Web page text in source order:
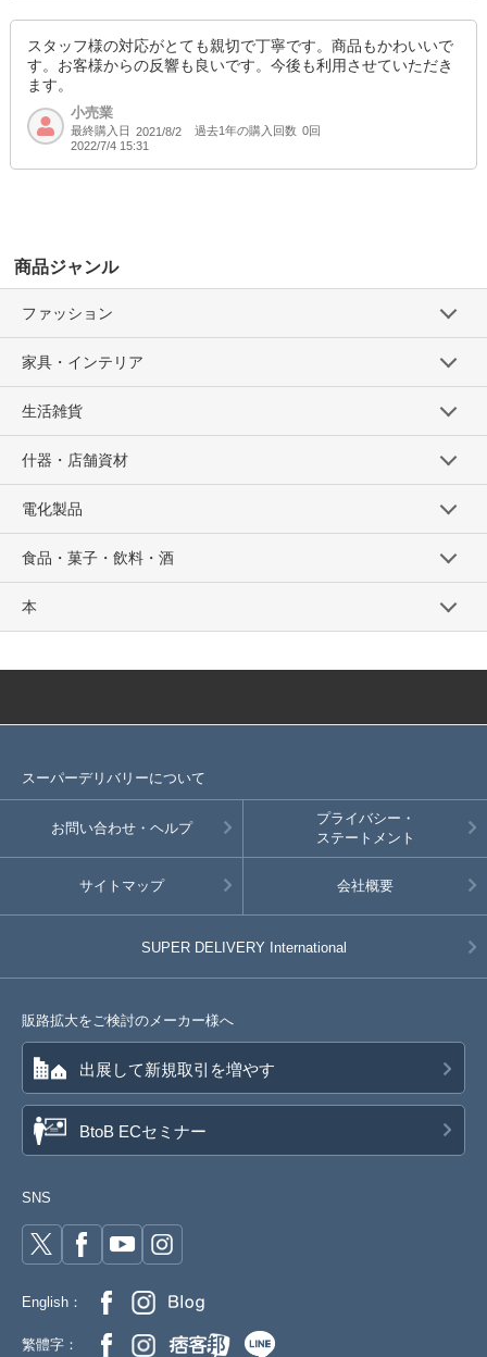
スタッフ様の対応がとても親切で丁寧です。商品もかわいいで
す。お客様からの反響も良いです。今後も利用させていただき
ます。
小売業
最終購入日 2021/8/2 過去1年の購入回数 0回
2022/7/4 15:31
商品ジャンル
ファッション
家具・インテリア
生活雑貨
什器・店舗資材
電化製品
食品・菓子・飲料・酒
本
スーパーデリバリーについて
お問い合わせ・ヘルプ
プライバシー・
ステートメント
サイトマップ 会社概要
SUPER DELIVERY International
販路拡大をご検討のメーカー様へ
出展して新規取引を増やす
BtoB ECセミナー
SNS
English：
繁體字：